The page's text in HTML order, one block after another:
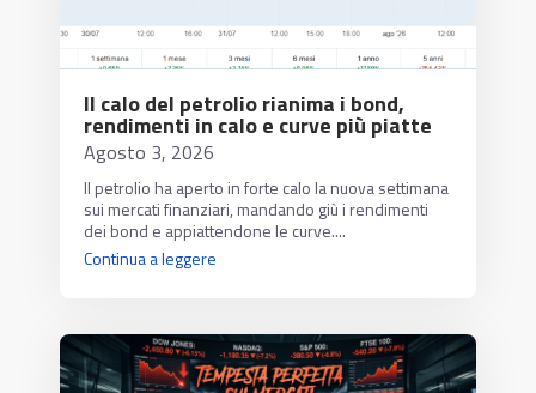
Il calo del petrolio rianima i bond,
rendimenti in calo e curve più piatte
Agosto 3, 2026
Il petrolio ha aperto in forte calo la nuova settimana
sui mercati finanziari, mandando giù i rendimenti
dei bond e appiattendone le curve....
Continua a leggere